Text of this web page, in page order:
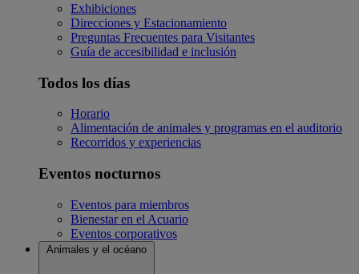
Exhibiciones
Direcciones y Estacionamiento
Preguntas Frecuentes para Visitantes
Guía de accesibilidad e inclusión
Todos los días
Horario
Alimentación de animales y programas en el auditorio
Recorridos y experiencias
Eventos nocturnos
Eventos para miembros
Bienestar en el Acuario
Eventos corporativos
Animales y el océano